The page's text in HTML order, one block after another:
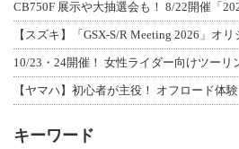
CB750F 展示や大抽選会も！ 8/22開催「
【スズキ】「GSX-S/R Meeting 2026」オ
10/23・24開催！ 女性ライダー向けツーリ
【ヤマハ】初心者が主役！ オフロード体
キーワード